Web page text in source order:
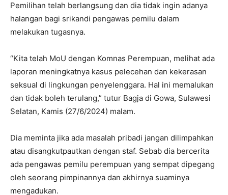
Pemilihan telah berlangsung dan dia tidak ingin adanya
halangan bagi srikandi pengawas pemilu dalam
melakukan tugasnya.
“Kita telah MoU dengan Komnas Perempuan, melihat ada
laporan meningkatnya kasus pelecehan dan kekerasan
seksual di lingkungan penyelenggara. Hal ini memalukan
dan tidak boleh terulang,” tutur Bagja di Gowa, Sulawesi
Selatan, Kamis (27/6/2024) malam.
Dia meminta jika ada masalah pribadi jangan dilimpahkan
atau disangkutpautkan dengan staf. Sebab dia bercerita
ada pengawas pemilu perempuan yang sempat dipegang
oleh seorang pimpinannya dan akhirnya suaminya
mengadukan.